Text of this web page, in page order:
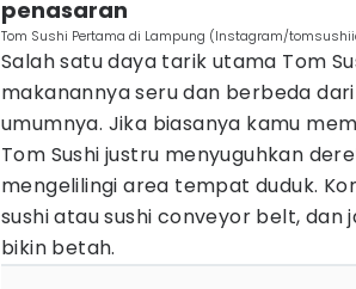
penasaran
Tom Sushi Pertama di Lampung (Instagram/
Salah satu daya tarik utama Tom
makanannya seru dan berbeda
umumnya. Jika biasanya kamu
Tom Sushi justru menyuguhkan
mengelilingi area tempat duduk.
sushi atau sushi conveyor belt,
bikin betah.